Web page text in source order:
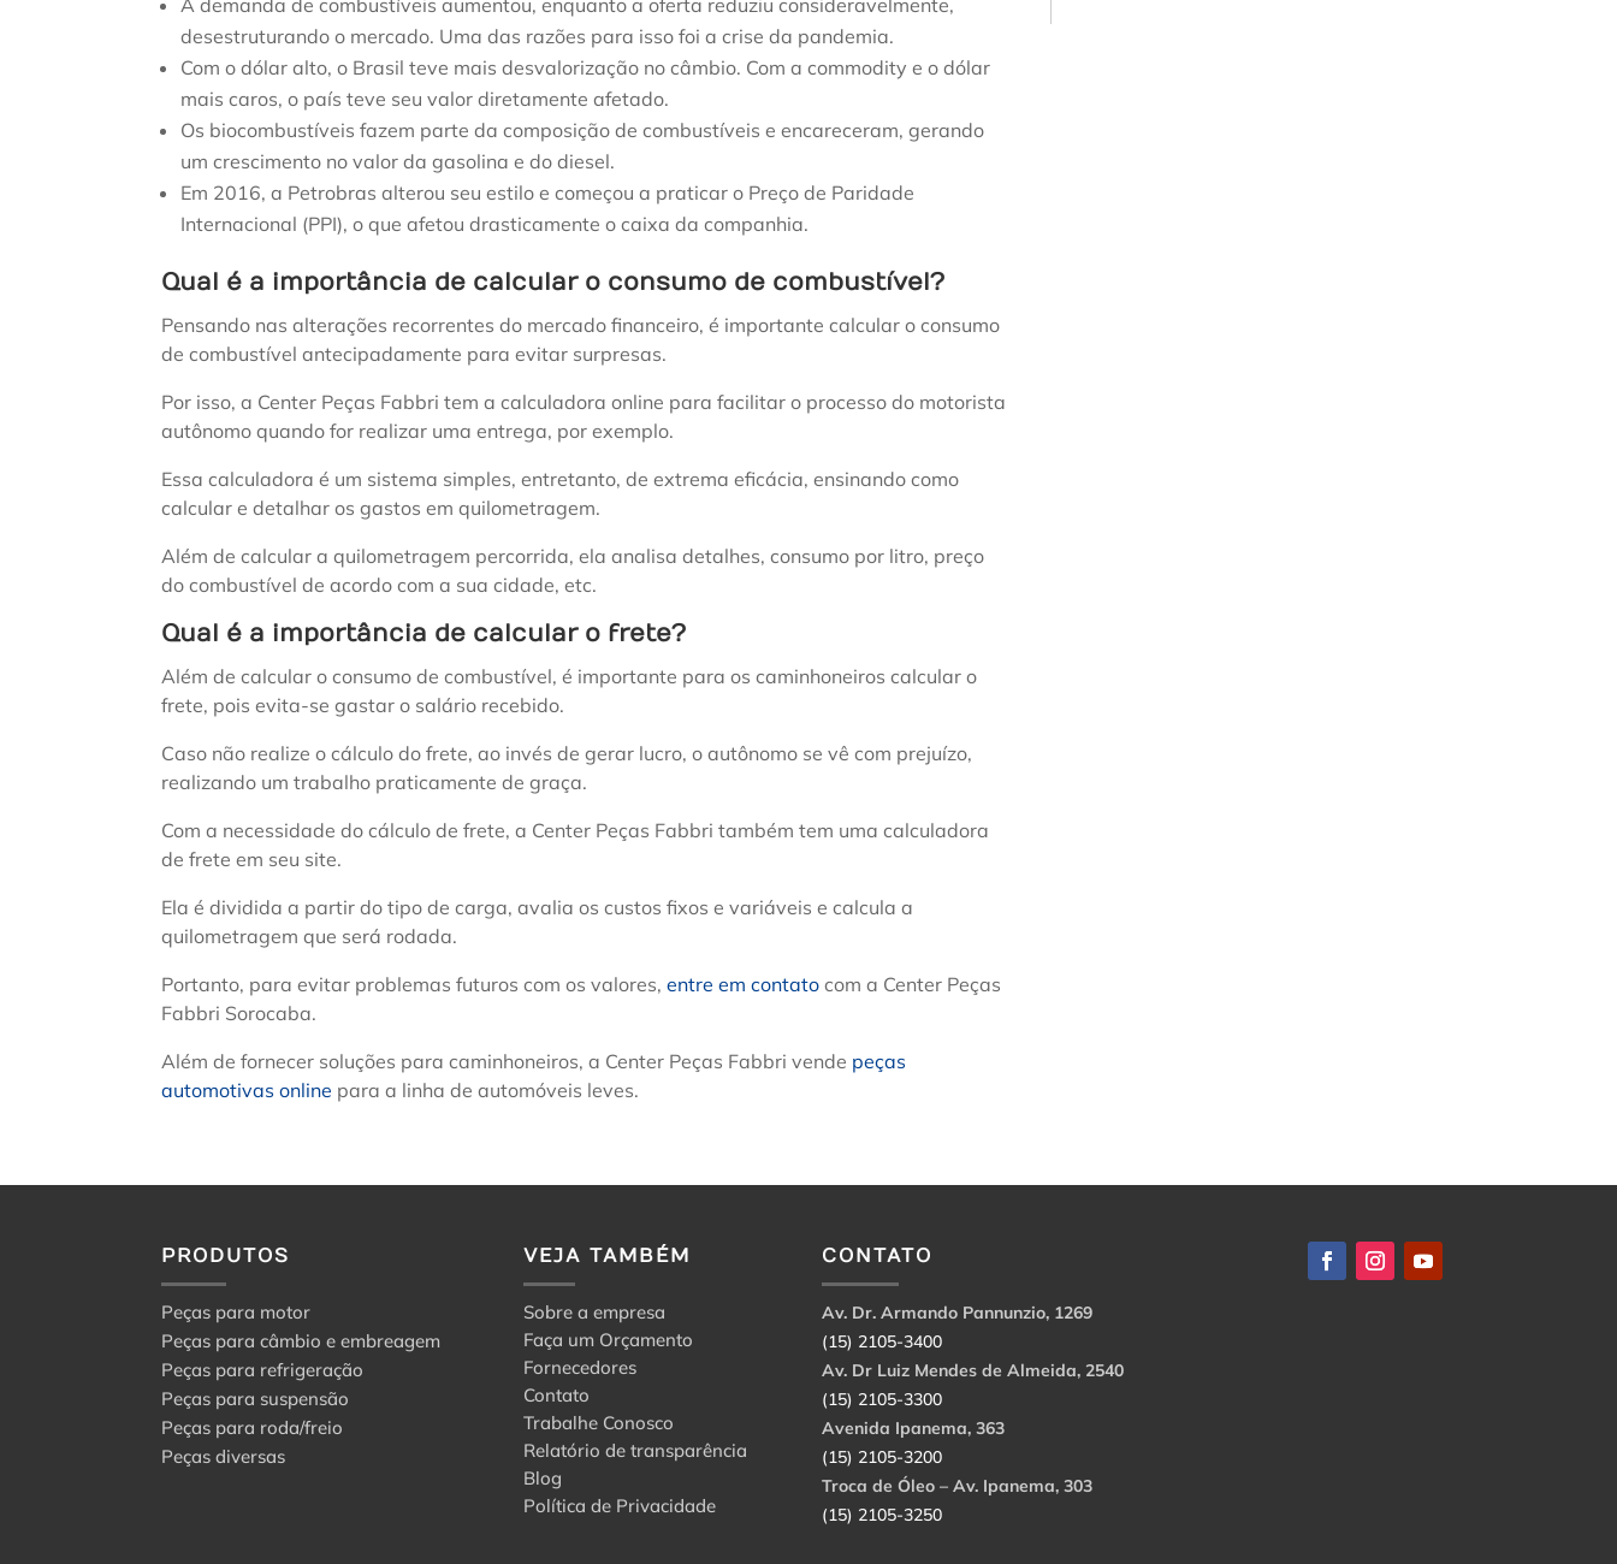
A demanda de combustíveis aumentou, enquanto a oferta reduziu consideravelmente,
desestruturando o mercado. Uma das razões para isso foi a crise da pandemia.
Com o dólar alto, o Brasil teve mais desvalorização no câmbio. Com a commodity e o dólar
mais caros, o país teve seu valor diretamente afetado.
Os biocombustíveis fazem parte da composição de combustíveis e encareceram, gerando
um crescimento no valor da gasolina e do diesel.
Em 2016, a Petrobras alterou seu estilo e começou a praticar o Preço de Paridade
Internacional (PPI), o que afetou drasticamente o caixa da companhia.
Qual é a importância de calcular o consumo de combustível?
Pensando nas alterações recorrentes do mercado financeiro, é importante calcular o consumo
de combustível antecipadamente para evitar surpresas.
Por isso, a Center Peças Fabbri tem a calculadora online para facilitar o processo do motorista
autônomo quando for realizar uma entrega, por exemplo.
Essa calculadora é um sistema simples, entretanto, de extrema eficácia, ensinando como
calcular e detalhar os gastos em quilometragem.
Além de calcular a quilometragem percorrida, ela analisa detalhes, consumo por litro, preço
do combustível de acordo com a sua cidade, etc.
Qual é a importância de calcular o frete?
Além de calcular o consumo de combustível, é importante para os caminhoneiros calcular o
frete, pois evita-se gastar o salário recebido.
Caso não realize o cálculo do frete, ao invés de gerar lucro, o autônomo se vê com prejuízo,
realizando um trabalho praticamente de graça.
Com a necessidade do cálculo de frete, a Center Peças Fabbri também tem uma calculadora
de frete em seu site.
Ela é dividida a partir do tipo de carga, avalia os custos fixos e variáveis e calcula a
quilometragem que será rodada.
Portanto, para evitar problemas futuros com os valores,entre em contato com a Center Peças
Fabbri Sorocaba.
Além de fornecer soluções para caminhoneiros, a Center Peças Fabbri vende peças
automotivas online para a linha de automóveis leves.
PRODUTOS
Peças para motor
Peças para câmbio e embreagem
Peças para refrigeração
Peças para suspensão
Peças para roda/freio
Peças diversas
VEJA TAMBÉM
Sobre a empresa
Faça um Orçamento
Fornecedores
Contato
Trabalhe Conosco
Relatório de transparência
Blog
Política de Privacidade
CONTATO
Av. Dr. Armando Pannunzio, 1269
(15) 2105-3400
Av. Dr Luiz Mendes de Almeida, 2540
(15) 2105-3300
Avenida Ipanema, 363
(15) 2105-3200
Troca de Óleo – Av. Ipanema, 303
(15) 2105-3250